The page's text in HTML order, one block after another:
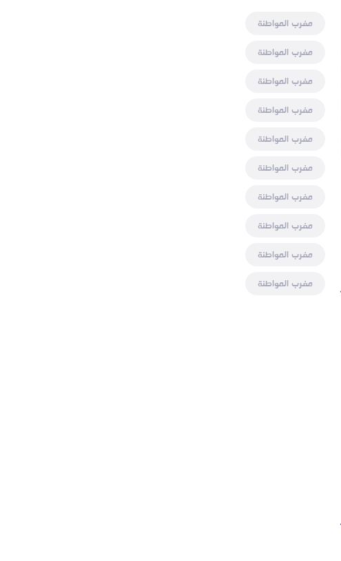
مغرب المواطنة
مغرب المواطنة
مغرب المواطنة
مغرب المواطنة
مغرب المواطنة
مغرب المواطنة
مغرب المواطنة
مغرب المواطنة
مغرب المواطنة
مغرب المواطنة